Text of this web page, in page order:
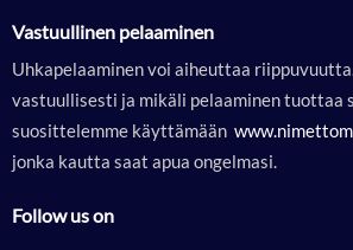
Vastuullinen pelaaminen
Uhkapelaaminen voi aiheuttaa
vastuullisesti ja mikäli pelaaminen tuottaa
suosittelemme käyttämään
jonka kautta saat apua ongelmasi.
Follow us on